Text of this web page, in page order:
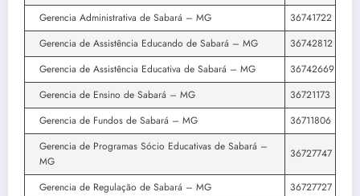
Gerencia Administrativa de Sabará – MG
36741722
Gerencia de Assistência Educando de Sabará – MG
36742812
Gerencia de Assistência Educativa de Sabará – MG
36742669
Gerencia de Ensino de Sabará – MG
36721173
Gerencia de Fundos de Sabará – MG
36711806
Gerencia de Programas Sócio Educativas de Sabará –
MG
36727747
Gerencia de Regulação de Sabará – MG
36727727